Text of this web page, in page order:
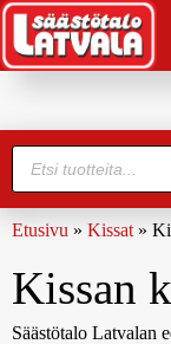
Etusivu » Kissat »
Kissan
Säästötalo Latvalan